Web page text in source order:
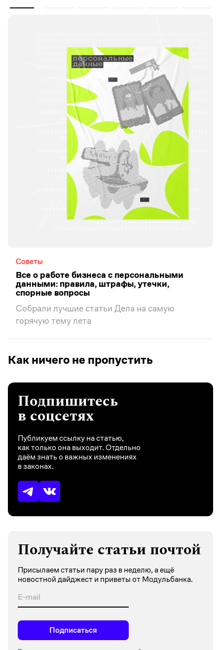
Советы
Все о работе бизнеса с персональными
данными: правила, штрафы, утечки,
спорные вопросы
Собрали лучшие статьи Дела на самую
горячую тему лета
Как ничего не пропустить
Подпишитесь
в соцсетях
Публикуем ссылку на статью,
как только она выходит. Отдельно
даём знать о важных изменениях
в законах.
Получайте статьи почтой
Присылаем статьи пару раз в неделю, а ещё
новостной дайджест и приветы от Модульбанка.
Подписаться